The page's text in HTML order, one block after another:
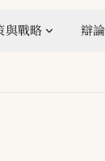
與戰略 辯